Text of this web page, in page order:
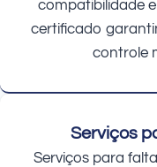
compatibilidade
certificado
controle
Serviços
Serviços para